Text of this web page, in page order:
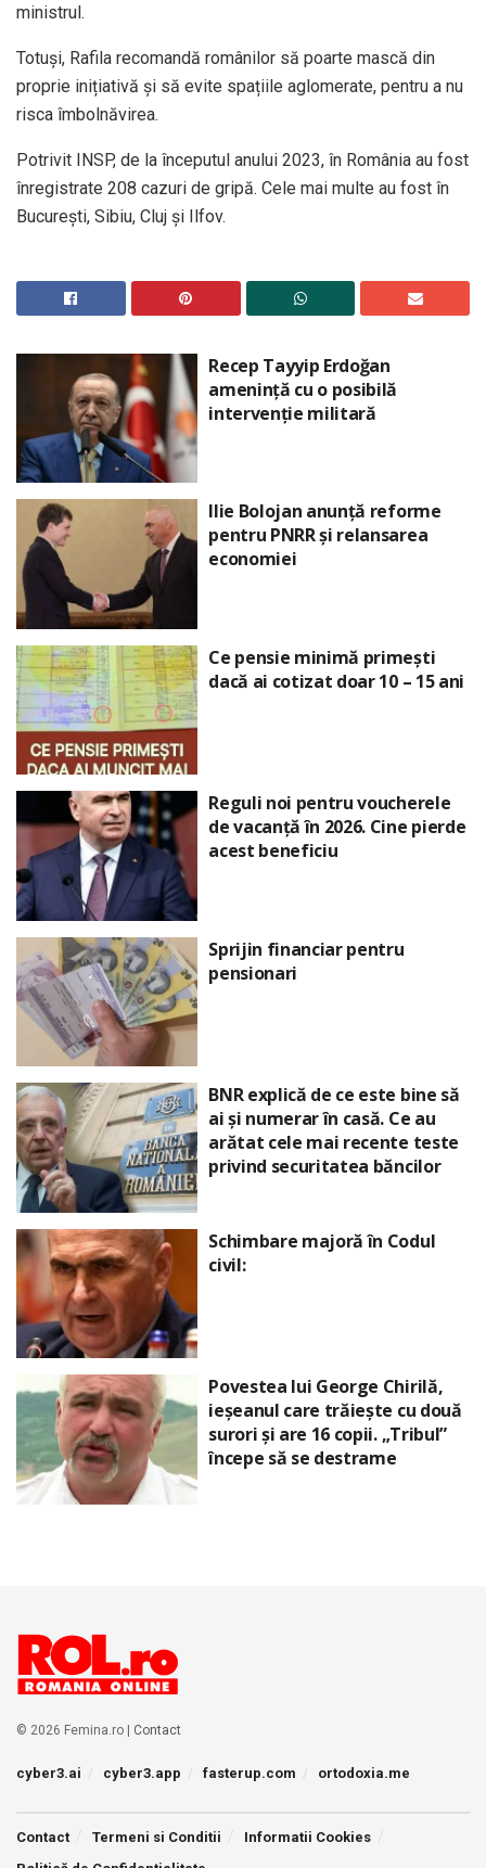
ministrul.
Totuși, Rafila recomandă românilor să poarte mască din
proprie inițiativă și să evite spațiile aglomerate, pentru a nu
risca îmbolnăvirea.
Potrivit INSP, de la începutul anului 2023, în România au fost
înregistrate 208 cazuri de gripă. Cele mai multe au fost în
București, Sibiu, Cluj și Ilfov.
Recep Tayyip Erdoğan
amenință cu o posibilă
intervenție militară
Ilie Bolojan anunță reforme
pentru PNRR și relansarea
economiei
Ce pensie minimă primești
dacă ai cotizat doar 10 – 15 ani
Reguli noi pentru voucherele
de vacanță în 2026. Cine pierde
acest beneficiu
Sprijin financiar pentru
pensionari
BNR explică de ce este bine să
ai și numerar în casă. Ce au
arătat cele mai recente teste
privind securitatea băncilor
Schimbare majoră în Codul
civil:
Povestea lui George Chirilă,
ieșeanul care trăiește cu două
surori și are 16 copii. „Tribul”
începe să se destrame
© 2026 Femina.ro | Contact
cyber3.ai cyber3.app fasterup.com ortodoxia.me
Contact Termeni si Conditii
Informatii Cookies